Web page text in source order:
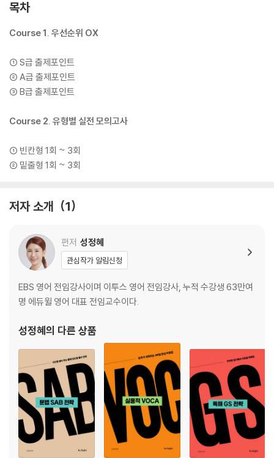
목차
Course 1. 우선순위 OX
① S급 출제포인트
② A급 출제포인트
③ B급 출제포인트
Course 2. 유형별 실전 모의고사
① 빈칸형 1회 ~ 3회
② 밑줄형 1회 ~ 3회
저자 소개 1
편저 성정혜
관심작가 알림신청
EBS 영어 전임강사이며 이투스 영어 전임강사, 누적 수강생 63만여
명 에듀윌 영어 대표 전임교수이다.
성정혜의 다른 상품